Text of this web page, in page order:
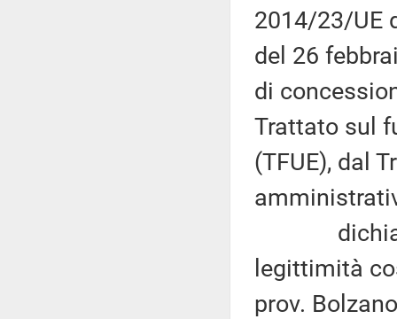
2014/23/UE
del 26
di
Trattato sul
(TFUE), dal
dichiara
legittimità
prov.